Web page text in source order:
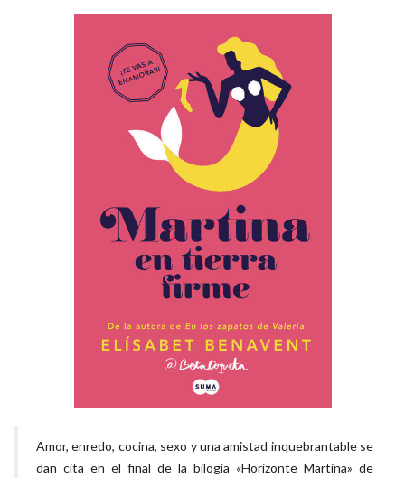
Amor, enredo, cocina, sexo y una amistad inquebrantable se
dan cita en el final de la bilogía «Horizonte Martina» de